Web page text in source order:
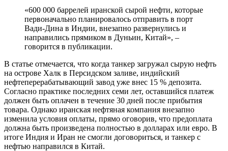
«600 000 баррелей иранской сырой нефти, которые
первоначально планировалось отправить в порт
Вади-Дина в Индии, внезапно развернулись и
направились прямиком в Дуньин, Китай», –
говорится в публикации.
В статье отмечается, что когда танкер загружал сырую нефть
на острове Халк в Персидском заливе, индийский
нефтеперерабатывающий завод уже внес 15 % депозита.
Согласно практике последних семи лет, оставшийся платеж
должен быть оплачен в течение 30 дней после прибытия
товара. Однако иранская нефтяная компания внезапно
изменила условия оплаты, прямо оговорив, что предоплата
должна быть произведена полностью в долларах или евро. В
итоге Индия и Иран не смогли договориться, и танкер с
нефтью направился в Китай.